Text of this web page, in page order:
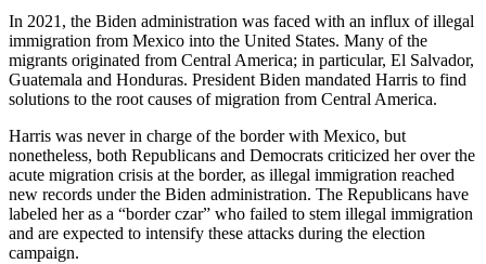
In 2021, the Biden administration was faced with an influx of illegal
immigration from Mexico into the United States. Many of the
migrants originated from Central America; in particular, El Salvador,
Guatemala and Honduras. President Biden mandated Harris to find
solutions to the root causes of migration from Central America.
Harris was never in charge of the border with Mexico, but
nonetheless, both Republicans and Democrats criticized her over the
acute migration crisis at the border, as illegal immigration reached
new records under the Biden administration. The Republicans have
labeled her as a “border czar” who failed to stem illegal immigration
and are expected to intensify these attacks during the election
campaign.